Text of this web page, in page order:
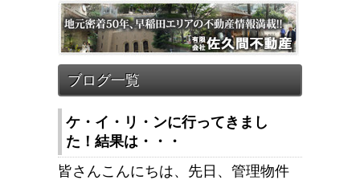
ケ・イ・リ・ンに行ってきまし
た！結果は・・・
皆さんこんにちは、先日、管理物件